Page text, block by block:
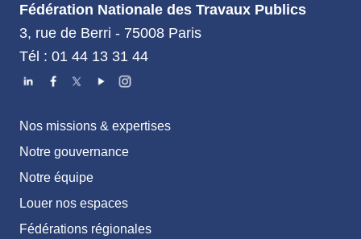
Fédération Nationale des Travaux Publics
3, rue de Berri - 75008 Paris
Tél : 01 44 13 31 44
Nos missions & expertises
Notre gouvernance
Notre équipe
Louer nos espaces
Fédérations régionales